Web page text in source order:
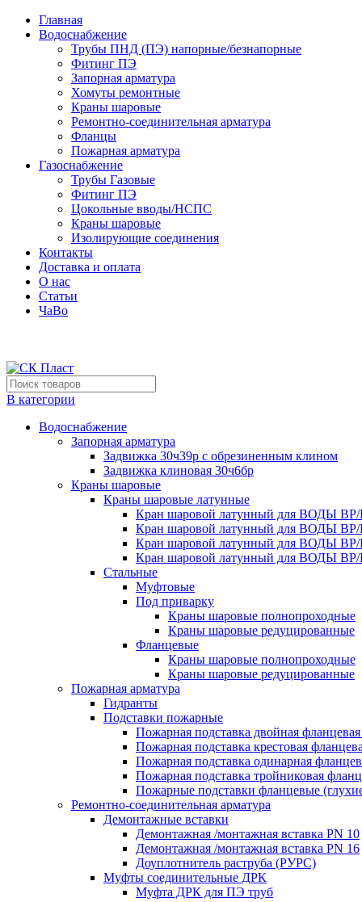
Главная
Водоснабжение
Трубы ПНД (ПЭ) напорные/безнапорные
Фитинг ПЭ
Запорная арматура
Хомуты ремонтные
Краны шаровые
Ремонтно-соединительная арматура
Фланцы
Пожарная арматура
Газоснабжение
Трубы Газовые
Фитинг ПЭ
Цокольные вводы/НСПС
Краны шаровые
Изолирующие соединения
Контакты
Доставка и оплата
О нас
Статьи
ЧаВо
В категории
Водоснабжение
Запорная арматура
Задвижка 30ч39р с обрезиненным клином
Задвижка клиновая 30ч6бр
Краны шаровые
Краны шаровые латунные
Кран шаровой латунный для ВОДЫ
Кран шаровой латунный для ВОДЫ
Кран шаровой латунный для ВОДЫ
Кран шаровой латунный для ВОДЫ
Стальные
Муфтовые
Под приварку
Краны шаровые полнопроходные
Краны шаровые редуцированные
Фланцевые
Краны шаровые полнопроходные
Краны шаровые редуцированные
Пожарная арматура
Гидранты
Подставки пожарные
Пожарная подставка двойная
Пожарная подставка крестовая
Пожарная подставка одинарная
Пожарная подставка тройниковая
Пожарные подставки фланцевые
Ремонтно-соединительная арматура
Демонтажные вставки
Демонтажная /монтажная вставка PN 10
Демонтажная /монтажная вставка PN 16
Доуплотнитель раструба (РУРС)
Муфты соединительные ДРК
Муфта ДРК для ПЭ труб